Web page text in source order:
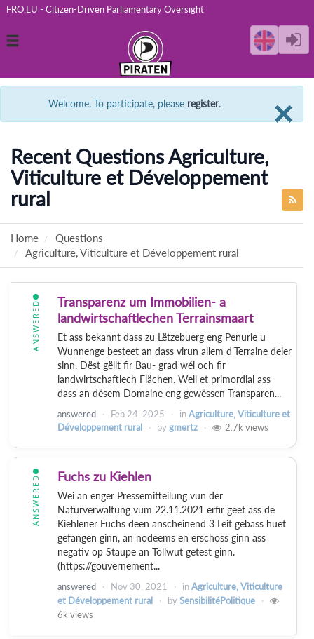
FRO.LU - Citizen-Driven Parliamentary Oversight
Toggle
×
Welcome. To participate, please register.
Recent Questions Agriculture,
Viticulture et Développement
rural
Home
Questions
Agriculture, Viticulture et Développement rural
ANSWERED
Transparenz um Immobilien- a
landwirtschaftlechen Terrainsmaart
Et ass bekannt dass zu Lëtzebuerg eng Penurie u
Wunnenge besteet an dass virun allem d’Terraine deier
sinn. Dëst gëllt fir Bau- grad wéi och fir
landwirtschaftlech Flächen. Well et primordial ass
dass an dësem Domaine eng gewëssen Transparen...
answered Feb 24, 2025 inAgriculture, Viticulture et
Développement rural
bygmertz 2.7k views
ANSWERED Fuchs zu Kiehlen
Wei an enger Pressemitteilung vun der
Naturverwaltung vum 22.11.2021 erfir geet ass de
Kiehlener Fuchs deen anscheinend 3 Leit gebass huet
gefangen ginn, an nodeems en erschoss ginn ass
negativ op Staupe an Tollwut getest ginn.
(https://gouvernement...
answered Nov 30, 2021 inAgriculture, Viticulture
et Développement rural
bySensibilitéPolitique
6k views